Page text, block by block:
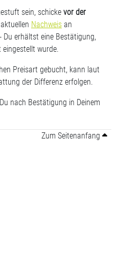
sein, schicke vor der
Nachweisan
- Du erhältst eine Bestätigung,
eingestellt wurde.
Preisart gebucht, kann laut
der Differenz erfolgen.
nach Bestätigung in Deinem
Zum Seitenanfang